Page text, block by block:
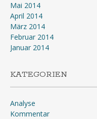
Mai 2014
April 2014
März 2014
Februar 2014
Januar 2014
KATEGORIEN
Analyse
Kommentar